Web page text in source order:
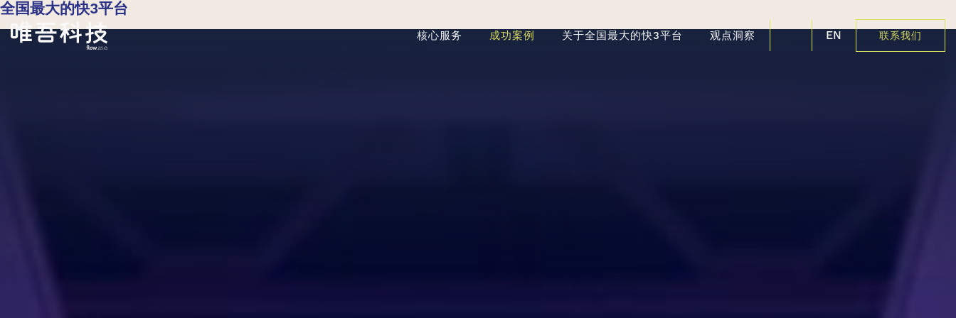
全国最大的快3平台
核心服务 成功案例 关于全国最大的快3平台 观点洞察 EN 联系我们